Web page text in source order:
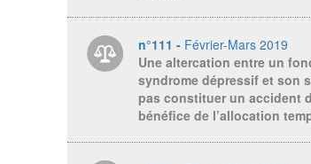
n°111 - Février-Mars 2019
Une altercation entre un
syndrome dépressif et son
pas constituer un accident
bénéfice de l’allocation